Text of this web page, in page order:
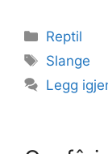
Kategorier
Reptil
Stikkord
Slange
Legg